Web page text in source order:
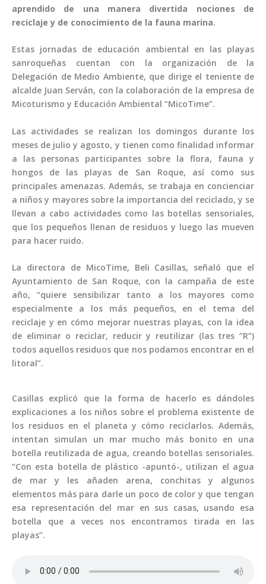
aprendido de una manera divertida nociones de
reciclaje y de conocimiento de la fauna marina.
Estas jornadas de educación ambiental en las playas
sanroqueñas cuentan con la organización de la
Delegación de Medio Ambiente, que dirige el teniente de
alcalde Juan Serván, con la colaboración de la empresa de
Micoturismo y Educación Ambiental “MicoTime”.
Las actividades se realizan los domingos durante los
meses de julio y agosto, y tienen como finalidad informar
a las personas participantes sobre la flora, fauna y
hongos de las playas de San Roque, así como sus
principales amenazas. Además, se trabaja en concienciar
a niños y mayores sobre la importancia del reciclado, y se
llevan a cabo actividades como las botellas sensoriales,
que los pequeños llenan de residuos y luego las mueven
para hacer ruido.
La directora de MicoTime, Beli Casillas, señaló que el
Ayuntamiento de San Roque, con la campaña de este
año, “quiere sensibilizar tanto a los mayores como
especialmente a los más pequeños, en el tema del
reciclaje y en cómo mejorar nuestras playas, con la idea
de eliminar o reciclar, reducir y reutilizar (las tres “R”)
todos aquellos residuos que nos podamos encontrar en el
litoral”.
Casillas explicó que la forma de hacerlo es dándoles
explicaciones a los niños sobre el problema existente de
los residuos en el planeta y cómo reciclarlos. Además,
intentan simulan un mar mucho más bonito en una
botella reutilizada de agua, creando botellas sensoriales.
“Con esta botella de plástico -apuntó-, utilizan el agua
de mar y les añaden arena, conchitas y algunos
elementos más para darle un poco de color y que tengan
esa representación del mar en sus casas, usando esa
botella que a veces nos encontramos tirada en las
playas”.